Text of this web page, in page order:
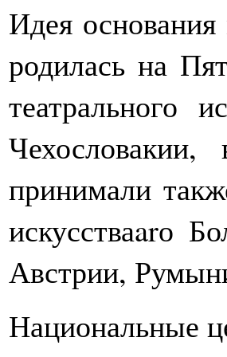
Идея
родилась на
театрального
принимали
искусстваarо
Австрии,
Национальные